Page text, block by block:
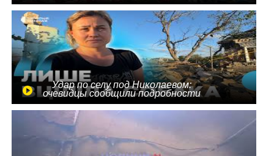
Удар по селу под Николаевом:
очевидцы сообщили подробности